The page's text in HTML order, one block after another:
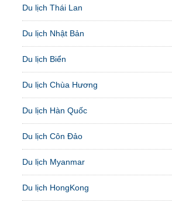
Du lịch Thái Lan
Du lịch Nhật Bản
Du lịch Biển
Du lịch Chùa Hương
Du lịch Hàn Quốc
Du lịch Côn Đảo
Du lịch Myanmar
Du lịch HongKong